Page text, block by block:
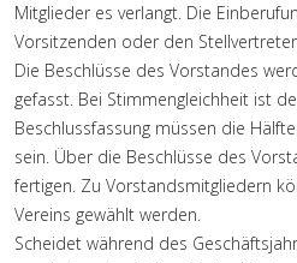
Mitglieder es verlangt. Die
Vorsitzenden oder den
Die Beschlüsse des Vorstandes
gefasst. Bei Stimmengleichheit ist
Beschlussfassung müssen die
sein. Über die Beschlüsse des
fertigen. Zu Vorstandsmitgliedern
Vereins gewählt werden.
Scheidet während des